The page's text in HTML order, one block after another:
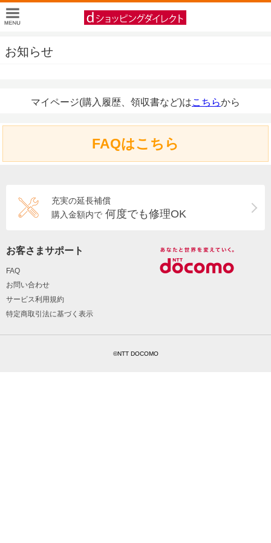
お知らせ
マイページ(購入履歴、領収書など)はこちらから
FAQはこちら
充実の延長補償
購入金額内で 何度でも修理OK
お客さまサポート
FAQ
お問い合わせ
サービス利用規約
特定商取引法に基づく表示
©NTT DOCOMO